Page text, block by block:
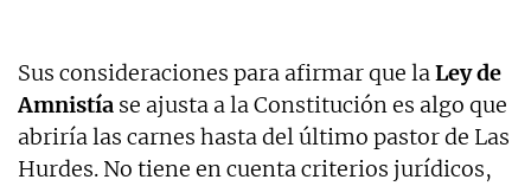
Sus consideraciones para afirmar que laLey de
Amnistía se ajusta a la Constitución es algo que
abriría las carnes hasta del último pastor de Las
Hurdes. No tiene en cuenta criterios jurídicos,